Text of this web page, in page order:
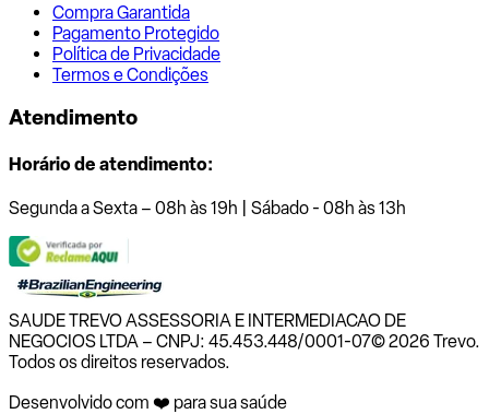
Compra Garantida
Pagamento Protegido
Política de Privacidade
Termos e Condições
Atendimento
Horário de atendimento:
Segunda a Sexta – 08h às 19h | Sábado - 08h às 13h
SAUDE TREVO ASSESSORIA E INTERMEDIACAO DE
NEGOCIOS LTDA – CNPJ: 45.453.448/0001-07© 2026 Trevo.
Todos os direitos reservados.
Desenvolvido com ❤️ para sua saúde